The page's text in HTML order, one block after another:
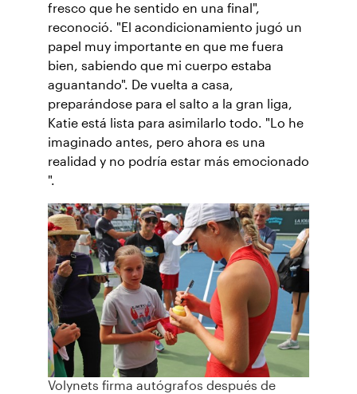
fresco que he sentido en una final",
reconoció. "El acondicionamiento jugó un
papel muy importante en que me fuera
bien, sabiendo que mi cuerpo estaba
aguantando". De vuelta a casa,
preparándose para el salto a la gran liga,
Katie está lista para asimilarlo todo. "Lo he
imaginado antes, pero ahora es una
realidad y no podría estar más emocionado
".
Volynets firma autógrafos después de